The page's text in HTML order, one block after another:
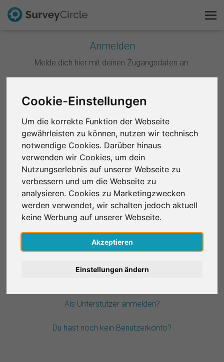
Cookie-Einstellungen
Um die korrekte Funktion der Webseite
gewährleisten zu können, nutzen wir technisch
notwendige Cookies. Darüber hinaus
verwenden wir Cookies, um dein
Nutzungserlebnis auf unserer Webseite zu
verbessern und um die Webseite zu
analysieren. Cookies zu Marketingzwecken
werden verwendet, wir schalten jedoch aktuell
keine Werbung auf unserer Webseite.
Akzeptieren
Einstellungen ändern
Anmelden
Melde dich hier mit deinen Zugangsdaten an.
Weiter mit Google
Weiter mit Facebook
ODER
E-Mail
Passwort*
Passwort vergessen?
Als Unterstützer anmelden?
Du hast noch kein Benutzerkonto?
Das ist SurveyCircle
FAQ
Kostenlos registrieren
Anmelden